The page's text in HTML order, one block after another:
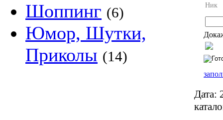
Шоппинг (6)
Юмор, Шутки,
Приколы (14)
Ник
Дата: